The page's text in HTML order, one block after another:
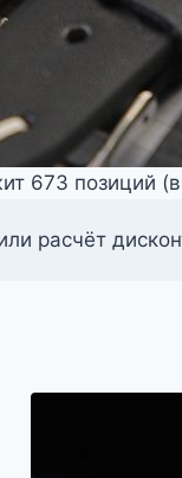
673 позиций
расчёт